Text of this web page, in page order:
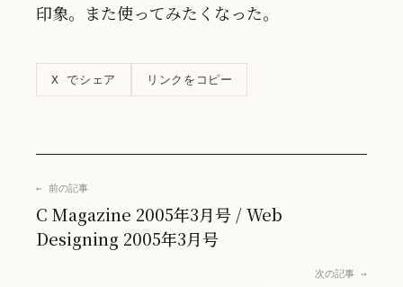
印象。また使ってみたくなった。
X でシェア リンクをコピー
← 前の記事
C Magazine 2005年3月号 / Web
Designing 2005年3月号
次の記事 →